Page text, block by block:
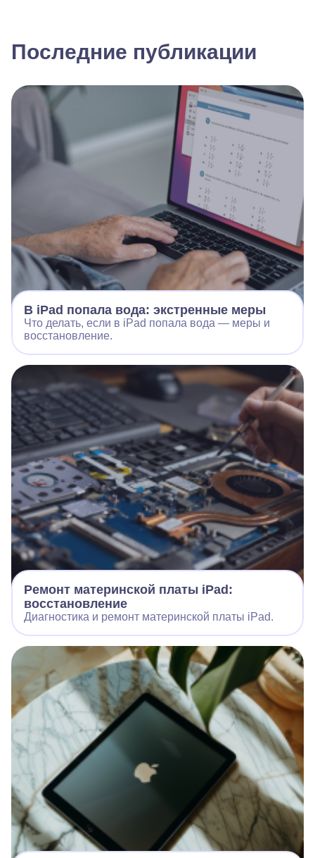
Последние публикации
В iPad попала вода: экстренные меры
Что делать, если в iPad попала вода — меры и
восстановление.
Ремонт материнской платы iPad:
восстановление
Диагностика и ремонт материнской платы iPad.